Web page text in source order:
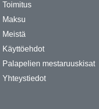
Toimitus
Maksu
Meistä
Käyttöehdot
Palapelien mestaruuskisat
Yhteystiedot